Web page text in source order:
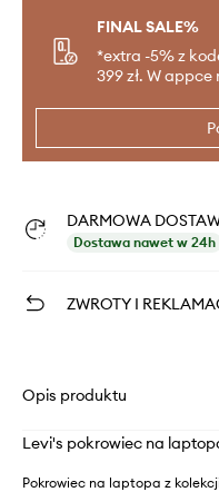
FINAL SALE%
*extra -5% z
399 zł. W
DARMOWA
Dostawa nawet w 24h
ZWROTY I
Opis produktu
Levi's pokrowiec na
Pokrowiec na laptopa z